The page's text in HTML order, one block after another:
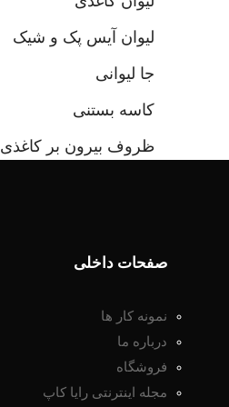
لیوان آیس پک و شیک
جا لیوانی
کاسه بستنی
ظروف بیرون بر کاغذی
صفحات داخلی
نمونه کار ها
درباره ما
فروشگاه
مجله اینترنتی رایا کاپ